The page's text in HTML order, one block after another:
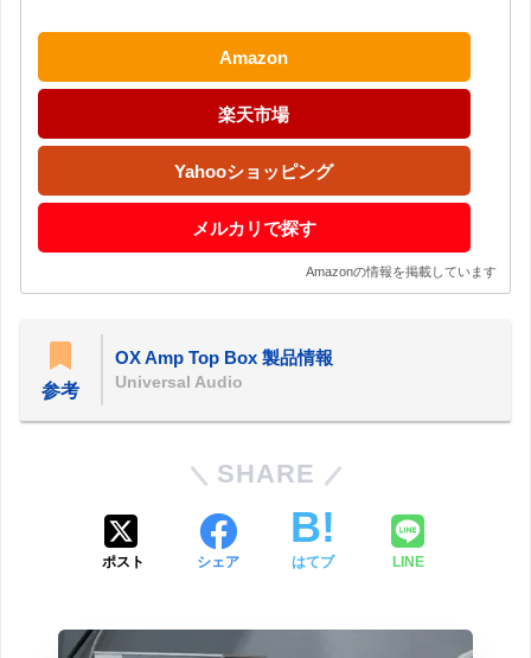
Amazon
楽天市場
Yahooショッピング
メルカリで探す
Amazonの情報を掲載しています
参考
OX Amp Top Box 製品情報
Universal Audio
SHARE
ポスト シェア はてブ LINE